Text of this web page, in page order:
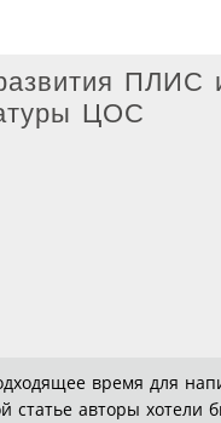
ПЛИС
ЦОС
время для
статье авторы хотели